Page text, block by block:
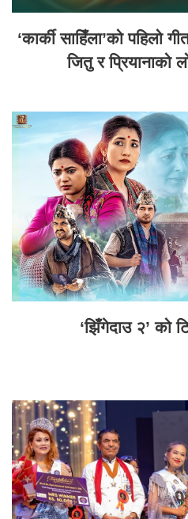
‘कार्की साहिँला’को पहिलो
जितु र प्रियानाको
‘झिँगेदाउ २’ को